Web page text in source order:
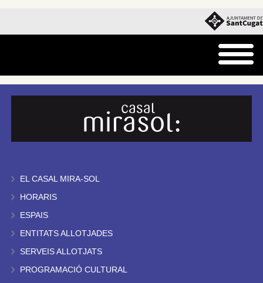
EL CASAL MIRA-SOL
HORARIS
ESPAIS
ENTITATS ALLOTJADES
SERVEIS ALLOTJATS
PROGRAMACIÓ CULTURAL